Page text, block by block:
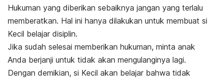
Hukuman yang diberikan sebaiknya jangan yang terlalu
memberatkan. Hal ini hanya dilakukan untuk membuat si
Kecil belajar disiplin.
Jika sudah selesai memberikan hukuman, minta anak
Anda berjanji untuk tidak akan mengulanginya lagi.
Dengan demikian, si Kecil akan belajar bahwa tidak